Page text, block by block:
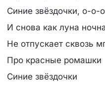
Синие звёздочки, о-о-о
И снова как луна
Не отпускает сквозь
Про красные ромашки
Синие звёздочки